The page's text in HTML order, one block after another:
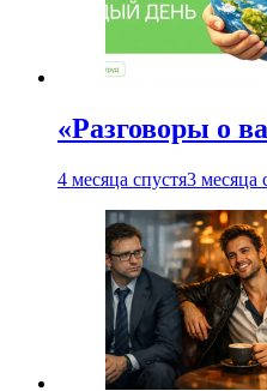
«Разговоры о
4 месяца спустя3 месяца